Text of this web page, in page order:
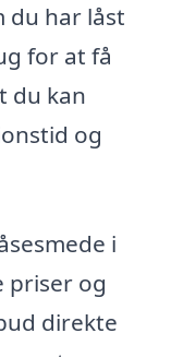
du har låst
for at få
du kan
og
i
priser og
direkte